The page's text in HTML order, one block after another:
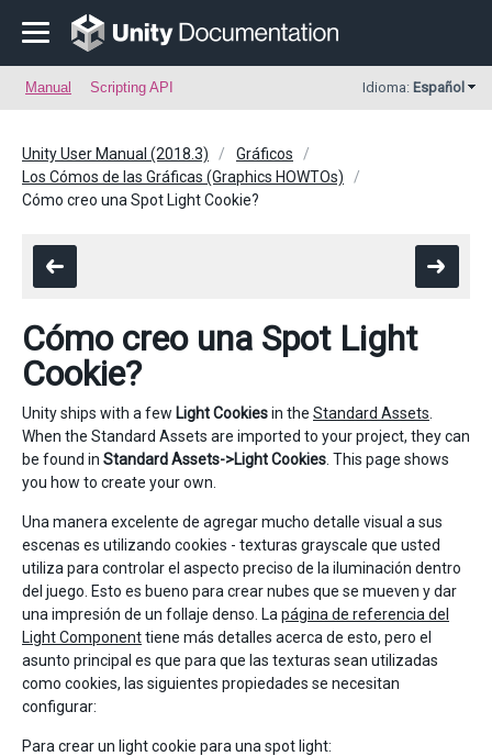
Manual Scripting API Idioma: Español
Unity User Manual (2018.3)
Gráficos
Los Cómos de las Gráficas (Graphics HOWTOs)
Cómo creo una Spot Light Cookie?
Cómo creo una Spot Light
Cookie?
Unity ships with a few Light Cookiesin the Standard Assets
When the Standard Assets are imported to your project, they can
be found in Standard Assets->Light Cookies . This page shows
you how to create your own.
Una manera excelente de agregar mucho detalle visual a sus
escenas es utilizando cookies - texturas grayscale que usted
utiliza para controlar el aspecto preciso de la iluminación dentro
del juego. Esto es bueno para crear nubes que se mueven y dar
una impresión de un follaje denso. La página de referencia del
Light Componenttiene más detalles acerca de esto, pero el
asunto principal es que para que las texturas sean utilizadas
como cookies, las siguientes propiedades se necesitan
configurar:
Para crear un light cookie para una spot light: